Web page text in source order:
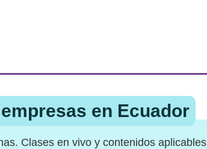
en Ecuador
Clases en vivo y contenidos aplicables